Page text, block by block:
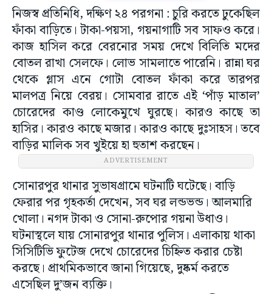
নিজস্ব প্রতিনিধি, দক্ষিণ ২৪ পরগনা : চুরি করতে ঢুকেছিল
ফাঁকা বাড়িতে। টাকা-পয়সা, গয়নাগাটি সব সাফও করে।
কাজ হাসিল করে বেরনোর সময় দেখে বিলিতি মদের
বোতল রাখা সেলফে। লোভ সামলাতে পারেনি। রান্না ঘর
থেকে গ্লাস এনে গোটা বোতল ফাঁকা করে তারপর
মালপত্র নিয়ে বেরয়। সোমবার রাতে এই ‘পাঁড় মাতাল’
চোরেদের কাণ্ড লোকেমুখে ঘুরছে। কারও কাছে তা
হাসির। কারও কাছে মজার। কারও কাছে দুঃসাহস। তবে
বাড়ির মালিক সব খুইয়ে হা হুতাশ করছেন।
ADVERTISEMENT
সোনারপুর থানার সুভাষগ্রামে ঘটনাটি ঘটেছে। বাড়ি
ফেরার পর গৃহকর্তা দেখেন, সব ঘর লন্ডভন্ড। আলমারি
খোলা। নগদ টাকা ও সোনা-রুপোর গয়না উধাও।
ঘটনাস্থলে যায় সোনারপুর থানার পুলিস। এলাকায় থাকা
সিসিটিভি ফুটেজ দেখে চোরেদের চিহ্নিত করার চেষ্টা
করছে। প্রাথমিকভাবে জানা গিয়েছে, দুষ্কর্ম করতে
এসেছিল দু’জন ব্যক্তি।